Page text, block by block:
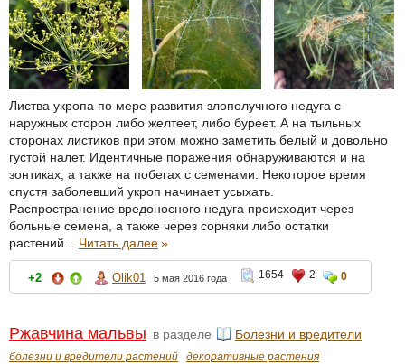
Листва укропа по мере развития злополучного недуга с
наружных сторон либо желтеет, либо буреет. А на тыльных
сторонах листиков при этом можно заметить белый и довольно
густой налет. Идентичные поражения обнаруживаются и на
зонтиках, а также на побегах с семенами. Некоторое время
спустя заболевший укроп начинает усыхать.
Распространение вредоносного недуга происходит через
больные семена, а также через сорняки либо остатки
растений... Читать далее»
+2 Olik01 5 мая 2016 года 1654 2 0
Ржавчина мальвы в разделе Болезни и вредители
болезни и вредители растений декоративные растения